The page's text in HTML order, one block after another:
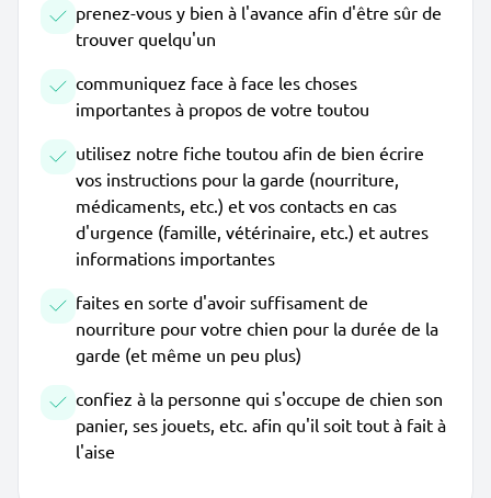
prenez-vous y bien à l'avance afin d'être sûr de
trouver quelqu'un
communiquez face à face les choses
importantes à propos de votre toutou
utilisez notre fiche toutou afin de bien écrire
vos instructions pour la garde (nourriture,
médicaments, etc.) et vos contacts en cas
d'urgence (famille, vétérinaire, etc.) et autres
informations importantes
faites en sorte d'avoir suffisament de
nourriture pour votre chien pour la durée de la
garde (et même un peu plus)
confiez à la personne qui s'occupe de chien son
panier, ses jouets, etc. afin qu'il soit tout à fait à
l'aise